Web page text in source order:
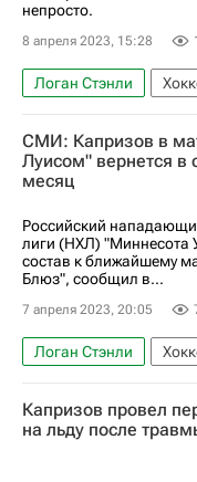
непросто.
8 апреля 2023, 15:28
Логан Стэнли
Миннесота Уайлд
Сент-Луис Блюз
Национальная
СМИ: Капризов в
Луисом" вернется в
месяц
Российский
лиги (НХЛ) "Миннесота
состав к ближайшему
Блюз", сообщил в...
7 апреля 2023, 20:05
Логан Стэнли
Национальная
Кирилл Капризов
Капризов провел
на льду после